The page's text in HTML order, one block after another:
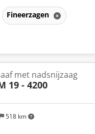
Fineerzagen
518 km
met nadsnijzaag
19 - 4200